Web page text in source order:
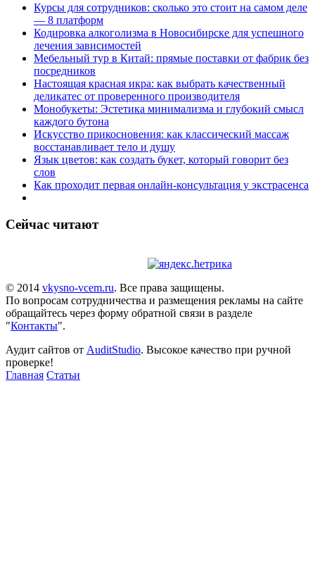
Курсы для сотрудников: сколько это стоит на самом деле
— 8 платформ
Кодировка алкоголизма в Новосибирске для успешного
лечения зависимостей
Мебельный тур в Китай: прямые поставки от фабрик без
посредников
Настоящая красная икра: как выбрать качественный
деликатес от проверенного производителя
Монобукеты: Эстетика минимализма и глубокий смысл
каждого бутона
Искусство прикосновения: как классический массаж
восстанавливает тело и душу
Язык цветов: как создать букет, который говорит без
слов
Как проходит первая онлайн-консультация у экстрасенса
Сейчас читают
© 2014 vkysno-vcem.ru. Все права защищены.
По вопросам сотрудничества и размещения рекламы на сайте
обращайтесь через форму обратной связи в разделе
"Контакты".
Аудит сайтов от AuditStudio. Высокое качество при ручной
проверке!
Главная Статьи